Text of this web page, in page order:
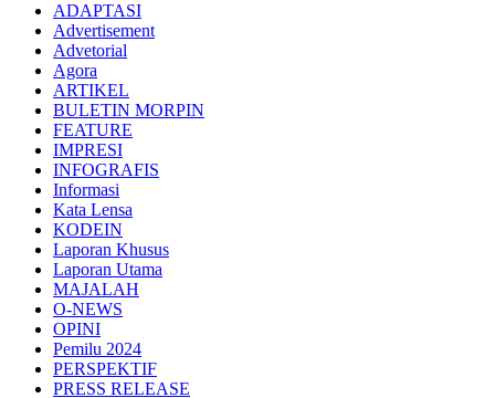
ADAPTASI
Advertisement
Advetorial
Agora
ARTIKEL
BULETIN MORPIN
FEATURE
IMPRESI
INFOGRAFIS
Informasi
Kata Lensa
KODEIN
Laporan Khusus
Laporan Utama
MAJALAH
O-NEWS
OPINI
Pemilu 2024
PERSPEKTIF
PRESS RELEASE